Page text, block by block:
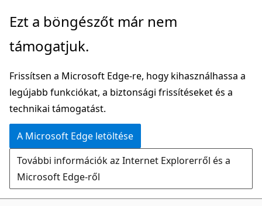
Ugrás
fő
Tovább
oldalon
navigációra
Ezt a böngészőt már nem
támogatjuk.
Frissítsen a Microsoft Edge-re, hogy kihasználhassa a
legújabb funkciókat, a biztonsági frissítéseket és a
technikai támogatást.
A Microsoft Edge letöltése
További információk az Internet Explorerről és a
Microsoft Edge-ről